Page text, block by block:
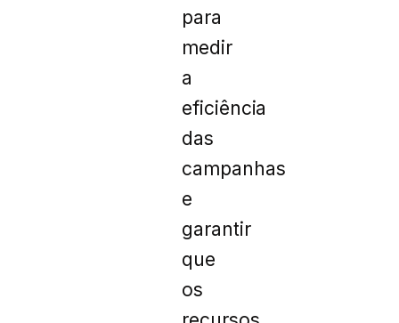
para
medir
a
eficiência
das
campanhas
e
garantir
que
os